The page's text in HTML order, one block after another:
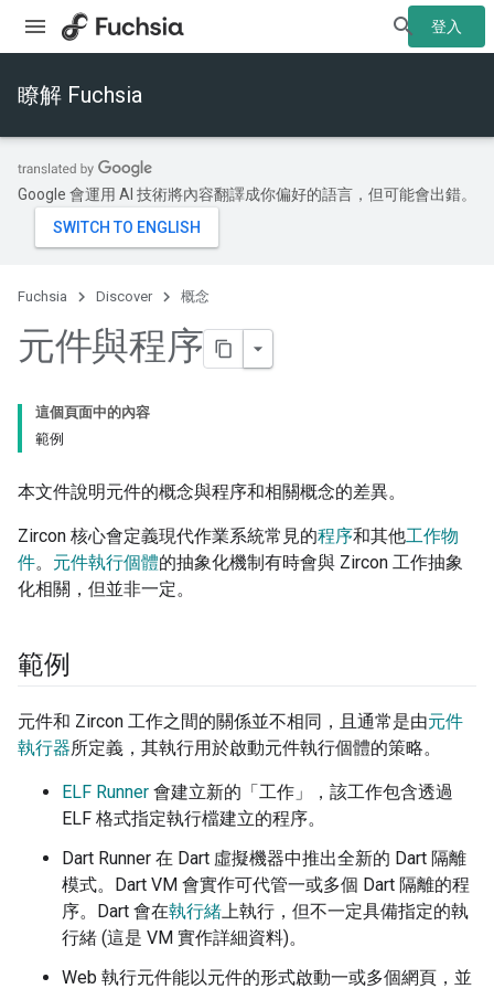
登入
瞭解 Fuchsia
Google 會運用 AI 技術將內容翻譯成你偏好的語言，但可能會出錯。
Fuchsia Discover 概念
元件與程序
這個頁面中的內容
範例
本文件說明元件的概念與程序和相關概念的差異。
Zircon 核心會定義現代作業系統常見的程序和其他工作物
件。 元件執行個體的抽象化機制有時會與 Zircon 工作抽象
化相關，但並非一定。
範例
元件和 Zircon 工作之間的關係並不相同，且通常是由元件
執行器所定義，其執行用於啟動元件執行個體的策略。
ELF Runner 會建立新的「工作」
，該工作包含透過
ELF 格式指定執行檔建立的程序。
Dart Runner 在 Dart 虛擬機器中推出全新的 Dart 隔離
模式。Dart VM 會實作可代管一或多個 Dart 隔離的程
序。Dart 會在執行緒上執行，但不一定具備指定的執
行緒 (這是 VM 實作詳細資料)。
Web 執行元件能以元件的形式啟動一或多個網頁，並